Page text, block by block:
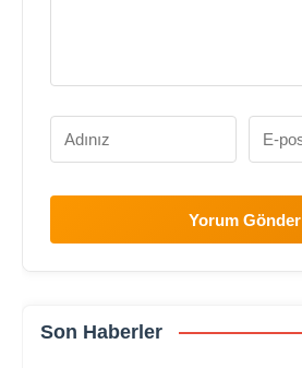
Yorum Gönder
Son Haberler